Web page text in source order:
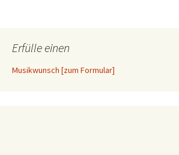
Erfülle einen
Musikwunsch [zum Formular]